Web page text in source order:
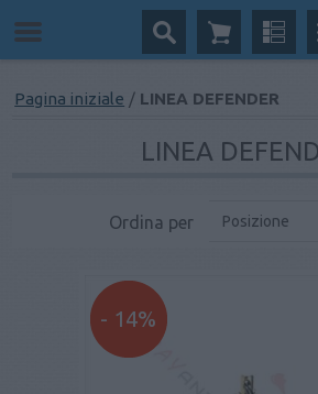
Pagina iniziale / LINEA DEFENDER
LINEA
Ordina per Posizione
- 14%